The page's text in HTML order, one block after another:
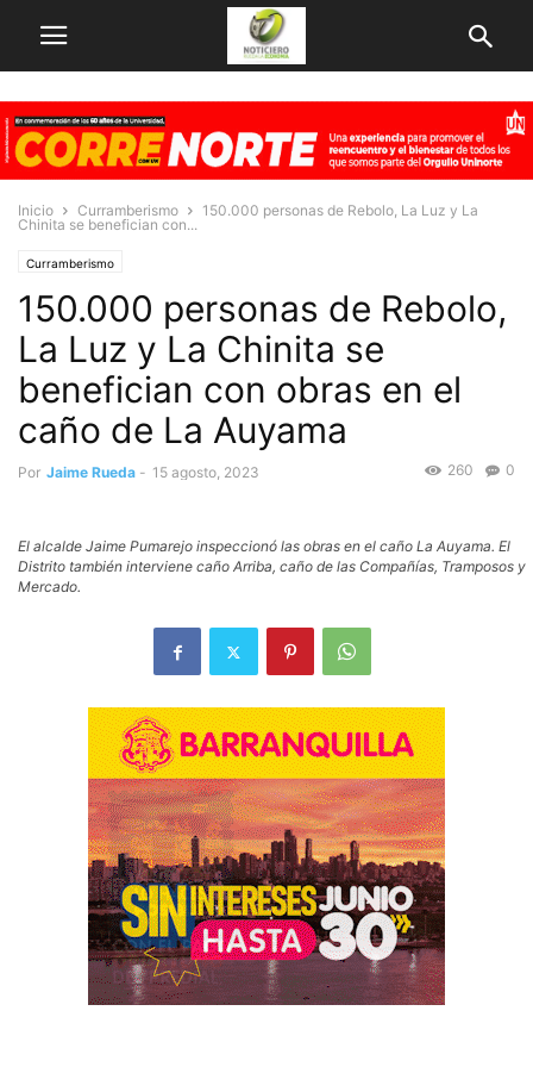
Inicio Curramberismo
150.000 personas de Rebolo, La Luz y La
Chinita se benefician con...
Curramberismo
150.000 personas de Rebolo,
La Luz y La Chinita se
benefician con obras en el
caño de La Auyama
Por Jaime Rueda - 15 agosto, 2023 0
260
El alcalde Jaime Pumarejo inspeccionó las obras en el caño La Auyama. El
Distrito también interviene caño Arriba, caño de las Compañías, Tramposos y
Mercado.